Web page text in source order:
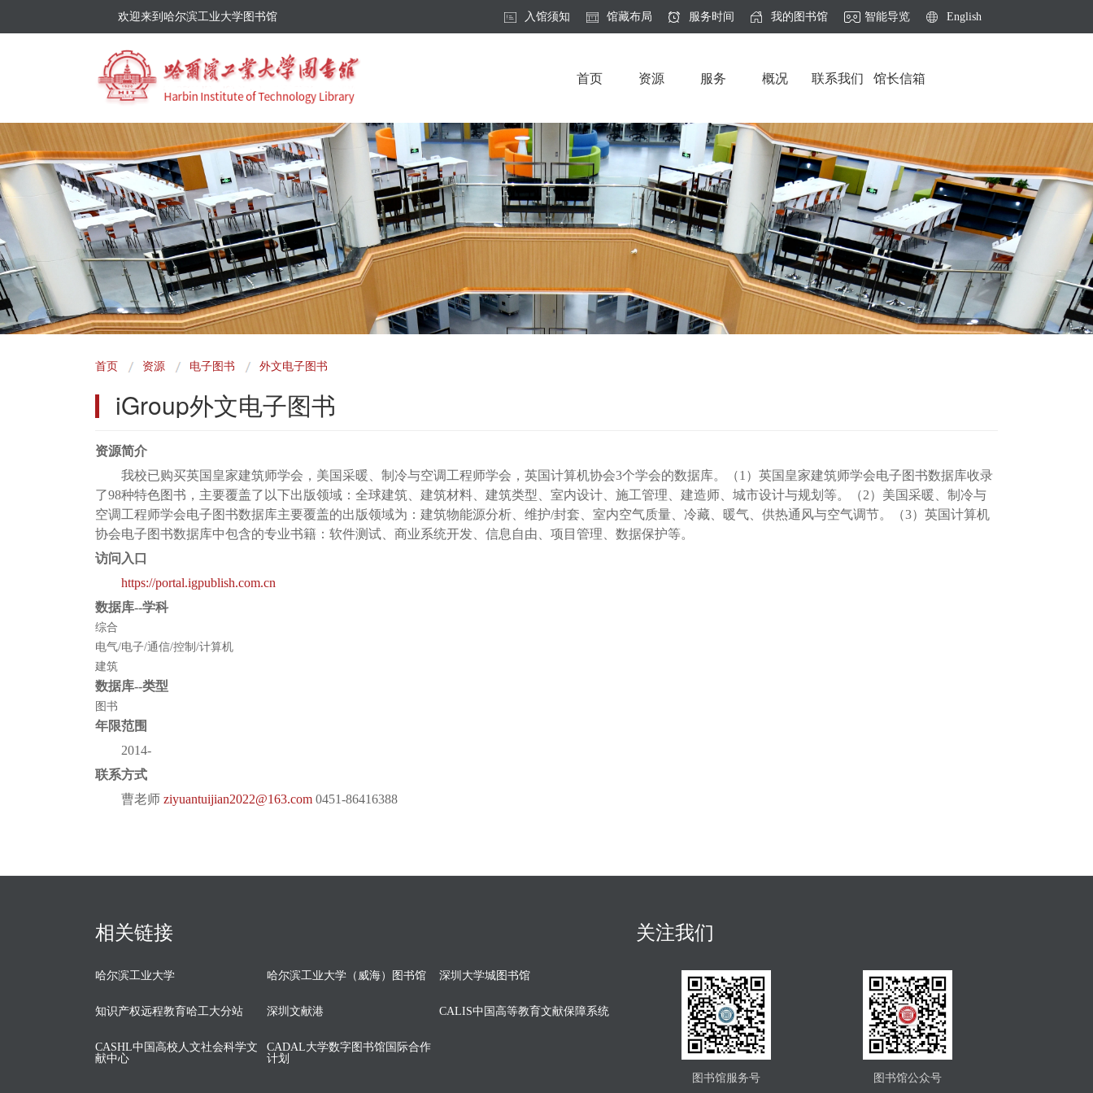
欢迎来到哈尔滨工业大学图书馆 入馆须知 馆藏布局 服务时间 我的图书馆 智能导览 English
首页 资源 服务 概况 联系我们 馆长信箱
包
屑
首页 资源 电子图书 外文电子图书
iGroup外文电子图书
资源简介
我校已购买英国皇家建筑师学会，美国采暖、制冷与空调工程师学会，英国计算机协会3个学会的数据库。（1）英国皇家建筑师学会电子图书数据库收录
了98种特色图书，主要覆盖了以下出版领域：全球建筑、建筑材料、建筑类型、室内设计、施工管理、建造师、城市设计与规划等。（2）美国采暖、制冷与
空调工程师学会电子图书数据库主要覆盖的出版领域为：建筑物能源分析、维护/封套、室内空气质量、冷藏、暖气、供热通风与空气调节。（3）英国计算机
协会电子图书数据库中包含的专业书籍：软件测试、商业系统开发、信息自由、项目管理、数据保护等。
访问入口
https://portal.igpublish.com.cn
数据库--学科
综合
电气/电子/通信/控制/计算机
建筑
数据库--类型
图书
年限范围
2014-
联系方式
曹老师 ziyuantuijian2022@163.com 0451-86416388
相关链接
哈尔滨工业大学 哈尔滨工业大学（威海）图书馆 深圳大学城图书馆
知识产权远程教育哈工大分站 深圳文献港 CALIS中国高等教育文献保障系统
CASHL中国高校人文社会科学文
献中心
CADAL大学数字图书馆国际合作
计划
关注我们
图书馆服务号 图书馆公众号